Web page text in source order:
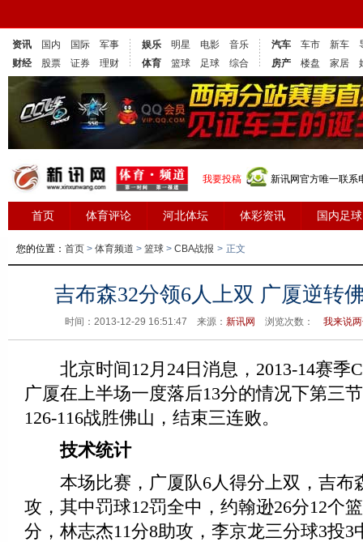
资讯 国内 国际
军事
财经
股票 证券 理财
娱乐 明星 电影
音乐
体育
篮球 足球 综合
汽车 车市 新车
房产
楼盘 家居
我要投稿 新讯网官方唯一联
首页 体育评论 河北体坛 体彩资讯 国内足球
您的位置： 首页 > 体育频道 > 篮球 > CBA战报 > 正文
吉布森32分领6人上双 广厦逆转
时间：2013-12-29 16:51:47 来源： 新讯网 浏览次数： 我来说
北京时间12月24日消息，2013-14赛季
广厦在上半场一度落后13分的情况下第三
126-116战胜佛山，结束三连败。
技术统计
本场比赛，广厦队6人得分上双，吉布
攻，其中罚球12罚全中，约翰逊26分12个
分，林志杰11分8助攻，李京龙三分球3投3